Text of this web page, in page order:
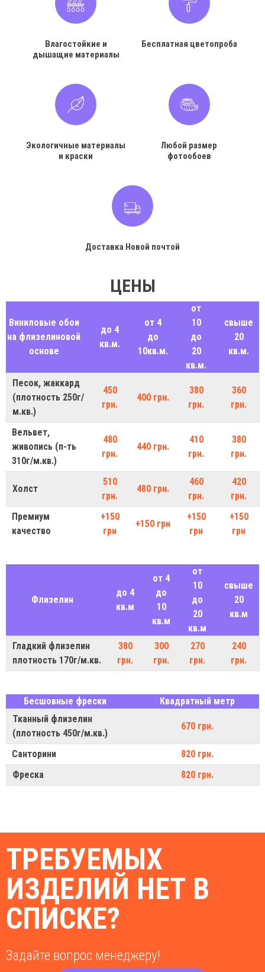
Влагостойкие и
дышащие материалы
Бесплатная цветопроба
Экологичные материалы
и краски
Любой размер
фотообоев
Доставка Новой почтой
ЦЕНЫ
Виниловые обои
на флизелиновой
основе
до 4
кв.м.
от 4
до
10кв.м.
от
10
до
20
кв.м.
свыше
20
кв.м.
Песок, жаккард
(плотность 250г/
м.кв.)
450
грн.
400 грн.
380
грн.
360
грн.
Вельвет,
живопись (п-ть
310г/м.кв.)
480
грн.
440 грн.
410
грн.
380
грн.
Холст
510
грн.
480 грн.
460
грн.
420
грн.
Премиум
качество
+150
грн
+150 грн
+150
грн
+150
грн
Флизелин
до 4
кв.м
от 4
до
10
кв.м
от
10
до
20
кв.м
свыше
20
кв.м
Гладкий флизелин
плотность 170г/м.кв.
380
грн.
300
грн.
270
грн.
240
грн.
Бесшовные фрески
Квадратный метр
Тканный флизелин
(плотность 450г/м.кв.)
670 грн.
Санторини
820 грн.
Фреска
820 грн.
ТРЕБУЕМЫХ
ИЗДЕЛИЙ НЕТ В
СПИСКЕ?
Задайте вопрос менеджеру!